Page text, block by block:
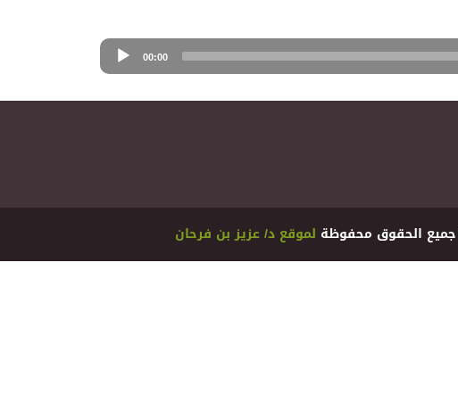
00:00
ﻟﻤﻮﻗﻊ ﺩ/ ﻋﺰﻳﺰ ﺑﻦ ﻓﺮﺣﺎﻥ